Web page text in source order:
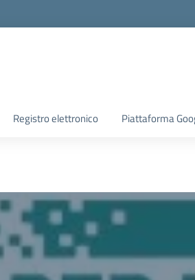
Registro elettronico Piattaforma